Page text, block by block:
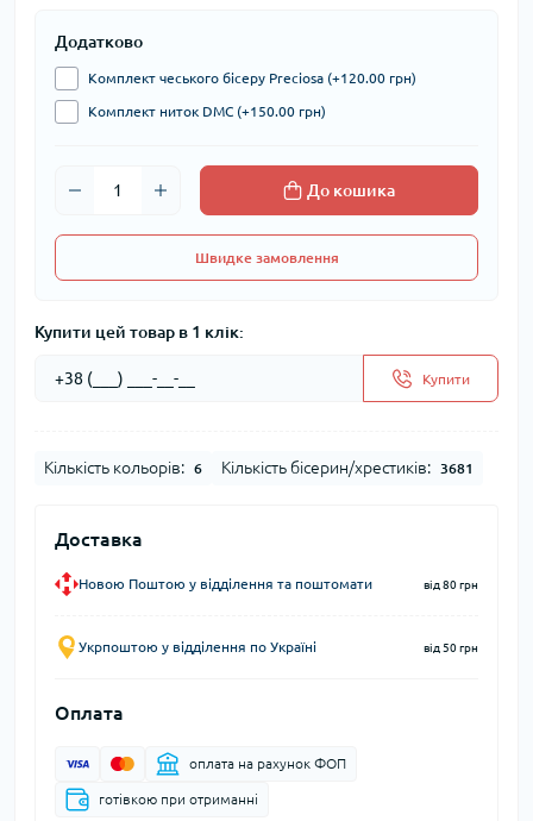
Додатково
Комплект чеського бісеру Preciosa (+120.00 грн)
Комплект ниток DMC (+150.00 грн)
До кошика
Швидке замовлення
Купити цей товар в 1 клік:
Купити
Кількість кольорів: 6 Кількість бісерин/хрестиків: 3681
Доставка
Новою Поштою у відділення та поштомати від 80 грн
Укрпоштою у відділення по Україні від 50 грн
Оплата
оплата на рахунок ФОП
готівкою при отриманні